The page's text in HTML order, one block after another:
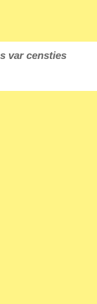
var censties